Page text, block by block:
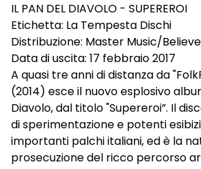
IL PAN DEL DIAVOLO - SUPEREROI
Etichetta: La Tempesta Dischi
Distribuzione: Master Music/Believe
Data di uscita: 17 febbraio 2017
A quasi tre anni di distanza da
(2014) esce il nuovo esplosivo
Diavolo, dal titolo "Supereroi”. Il
di sperimentazione e potenti
importanti palchi italiani, ed è la
prosecuzione del ricco percorso